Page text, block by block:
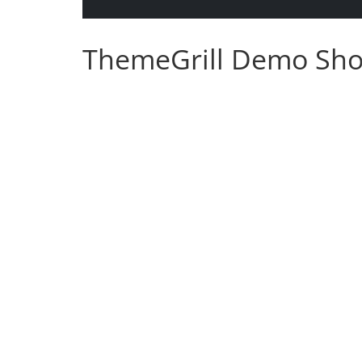
ThemeGrill Demo